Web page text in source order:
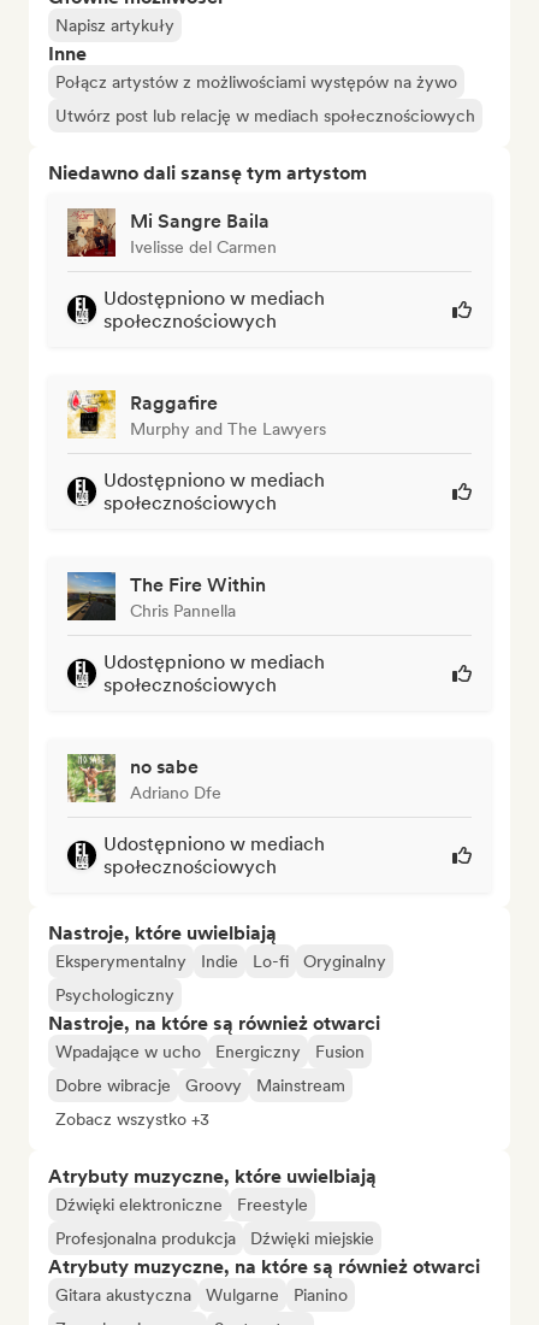
Napisz artykuły
Inne
Połącz artystów z możliwościami występów na żywo
Utwórz post lub relację w mediach społecznościowych
Niedawno dali szansę tym artystom
Mi Sangre Baila
Ivelisse del Carmen
Udostępniono w mediach
społecznościowych
Raggafire
Murphy and The Lawyers
Udostępniono w mediach
społecznościowych
The Fire Within
Chris Pannella
Udostępniono w mediach
społecznościowych
no sabe
Adriano Dfe
Udostępniono w mediach
społecznościowych
Nastroje, które uwielbiają
Eksperymentalny Indie Lo-fi
Oryginalny
Psychologiczny
Nastroje, na które są również otwarci
Wpadające w ucho Energiczny
Fusion
Dobre wibracje
Groovy
Mainstream
Zobacz wszystko +3
Atrybuty muzyczne, które uwielbiają
Dźwięki elektroniczne
Freestyle
Profesjonalna produkcja
Dźwięki miejskie
Atrybuty muzyczne, na które są również otwarci
Gitara akustyczna Wulgarne
Pianino